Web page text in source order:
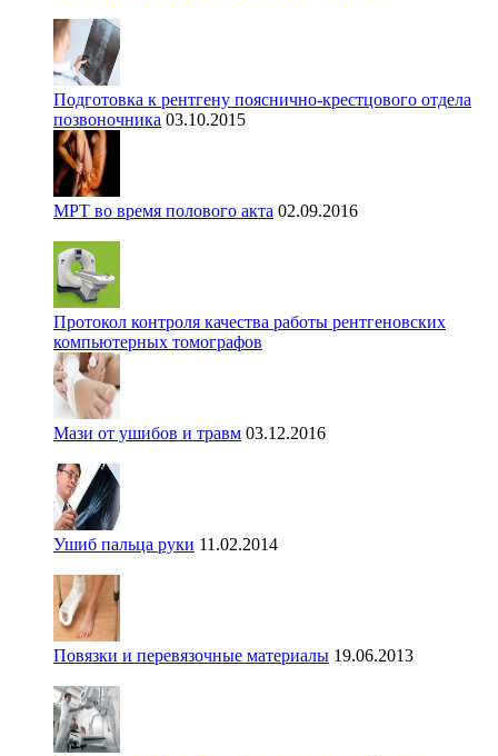
Подготовка к рентгену пояснично-крестцового отдела
позвоночника 03.10.2015
МРТ во время полового акта 02.09.2016
Протокол контроля качества работы рентгеновских
компьютерных томографов
Мази от ушибов и травм 03.12.2016
Ушиб пальца руки 11.02.2014
Повязки и перевязочные материалы 19.06.2013